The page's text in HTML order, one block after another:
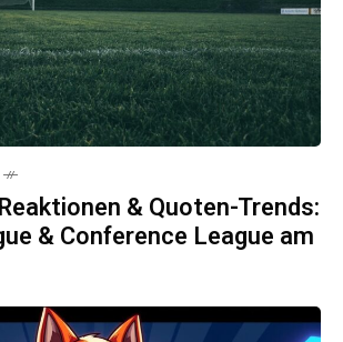
& Quoten-Trends:
& Conference League am